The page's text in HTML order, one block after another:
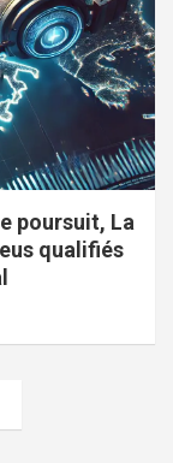
poursuit, La
qualifiés